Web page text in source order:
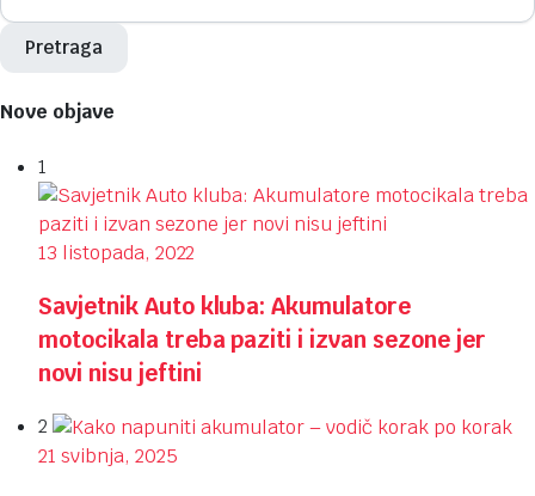
Pretraga
Nove objave
1
13 listopada, 2022
Savjetnik Auto kluba: Akumulatore
motocikala treba paziti i izvan sezone jer
novi nisu jeftini
2
21 svibnja, 2025